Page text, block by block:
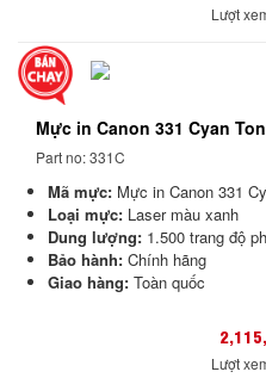
Lượt
Mực in Canon 331 Cyan
Part no: 331C
Mã mực: Mực in Canon 331
Loại mực: Laser màu xanh
Dung lượng: 1.500 trang độ
Bảo hành: Chính hãng
Giao hàng: Toàn quốc
Lượt